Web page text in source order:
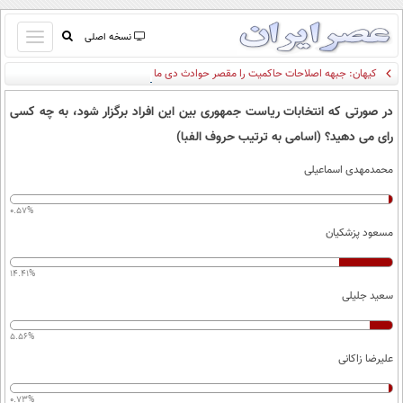
نسخه اصلی
باز
و
بسته
کردن
صفحه اول
آب و هوا
سواد زندگی
اقتصاد
خودرو
ورزشی
کیهان: جبهه اصلاحات حاکمیت را مقصر حوادث دی ماه می داند
در صورتی که انتخابات ریاست جمهوری بین این افراد برگزار شود، به چه کسی
رای می دهید؟ (اسامی به ترتیب حروف الفبا)
محمدمهدی اسماعیلی
0.57%
مسعود پزشکیان
14.41%
سعید جلیلی
5.56%
علیرضا زاکانی
0.73%